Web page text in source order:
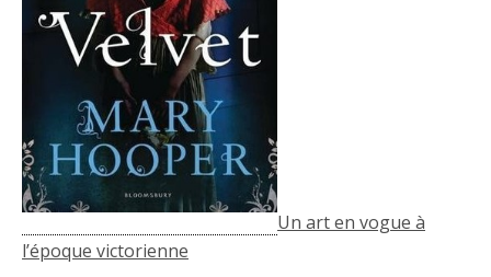
Un art en vogue à
l’époque victorienne